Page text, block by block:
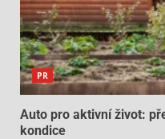
PR
Auto pro aktivní život:
kondice